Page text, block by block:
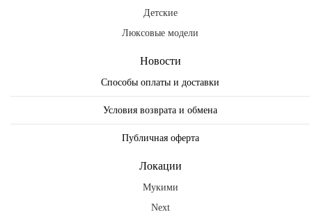
Детские
Люксовые модели
Новости
Способы оплаты и доставки
Условия возврата и обмена
Публичная оферта
Локации
Мукими
Next